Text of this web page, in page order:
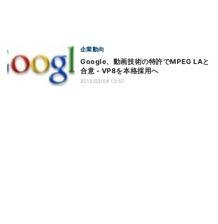
企業動向
Google、動画技術の特許でMPEG LAと
合意 - VP8を本格採用へ
2013/03/08 13:57